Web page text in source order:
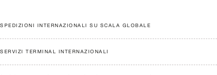
SPEDIZIONI INTERNAZIONALI SU SCALA GLOBALE
SERVIZI TERMINAL INTERNAZIONALI